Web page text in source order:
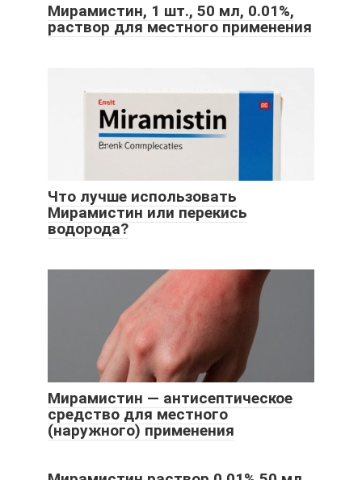
Мирамистин, 1 шт., 50 мл, 0.01%,
раствор для местного применения
Что лучше использовать
Мирамистин или перекись
водорода?
Мирамистин — антисептическое
средство для местного
(наружного) применения